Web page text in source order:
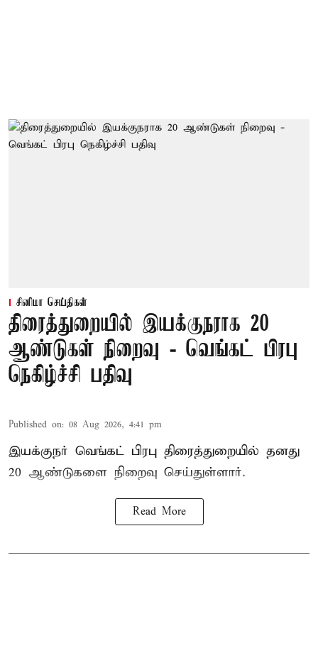
சினிமா செய்திகள்
திரைத்துறையில் இயக்குநராக 20
ஆண்டுகள் நிறைவு - வெங்கட் பிரபு
நெகிழ்ச்சி பதிவு
Published on: 08 Aug 2026, 4:41 pm
இயக்குநர் வெங்கட் பிரபு திரைத்துறையில் தனது
20 ஆண்டுகளை நிறைவு செய்துள்ளார்.
Read More